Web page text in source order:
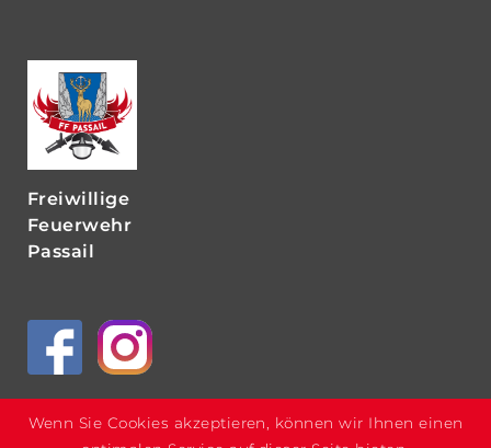
Wenn Sie Cookies akzeptieren, können wir Ihnen einen
Freiwillige
Feuerwehr
Passail